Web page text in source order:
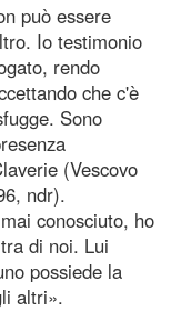
può essere
Io testimonio
rendo
che c'è
Sono
(Vescovo
ndr).
conosciuto, ho
di noi. Lui
possiede la
altri».